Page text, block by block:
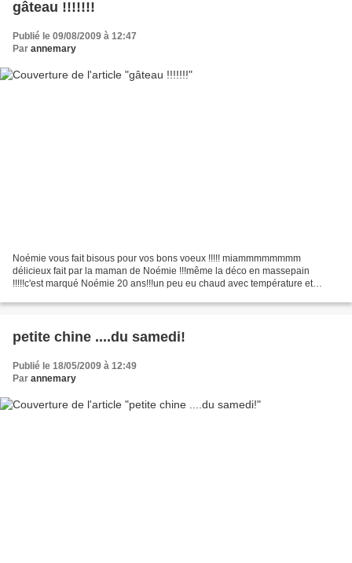
gâteau !!!!!!!
Publié le 09/08/2009 à 12:47
Par annemary
Noémie vous fait bisous pour vos bons voeux !!!!! miammmmmmmm
délicieux fait par la maman de Noémie !!!même la déco en massepain
!!!!!c'est marqué Noémie 20 ans!!!un peu eu chaud avec température et
petite chine ....du samedi!
Publié le 18/05/2009 à 12:49
Par annemary